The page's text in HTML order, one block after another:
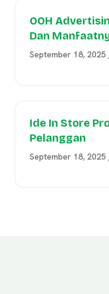
OOH
Dan
September 18, 2025
Ide In Store
Pelanggan
September 18, 2025